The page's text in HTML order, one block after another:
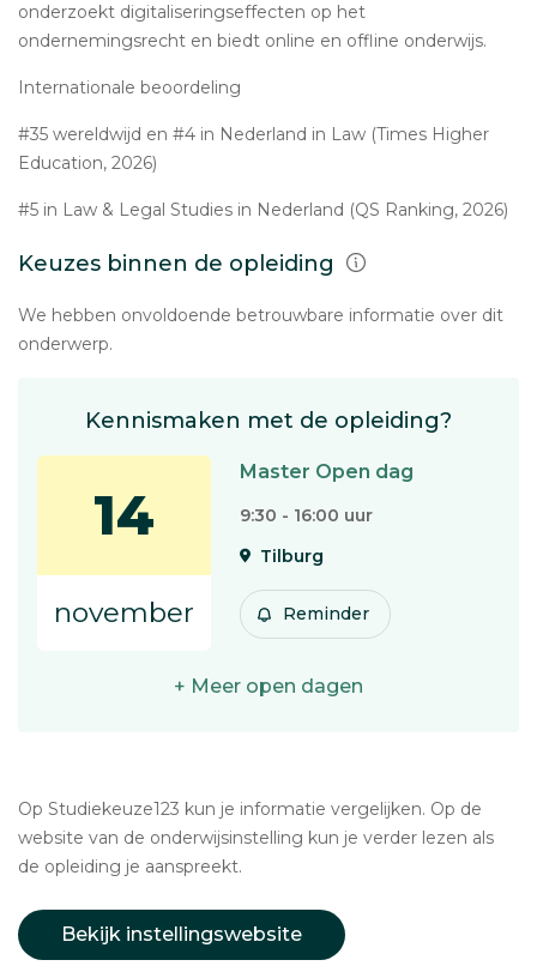
onderzoekt digitaliseringseffecten op het
ondernemingsrecht en biedt online en offline onderwijs.
Internationale beoordeling
#35 wereldwijd en #4 in Nederland in Law (Times Higher
Education, 2026)
#5 in Law & Legal Studies in Nederland (QS Ranking, 2026)
Keuzes binnen de opleiding
We hebben onvoldoende betrouwbare informatie over dit
onderwerp.
Kennismaken met de opleiding?
14
november
Master Open dag
9:30 - 16:00 uur
Tilburg
Reminder
+ Meer open dagen
Op Studiekeuze123 kun je informatie vergelijken. Op de
website van de onderwijsinstelling kun je verder lezen als
de opleiding je aanspreekt.
Bekijk instellingswebsite